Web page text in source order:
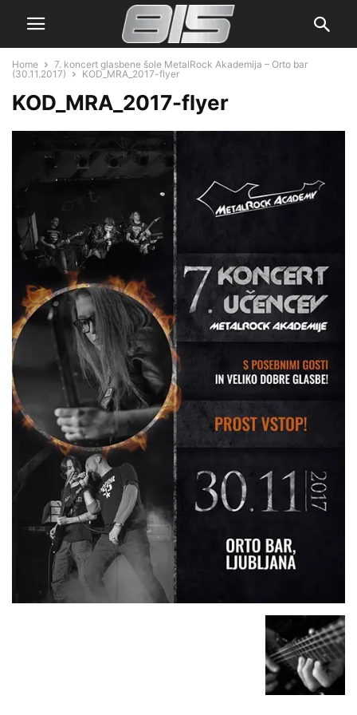
Home
7. koncert glasbene šole MetalRock Akademija – Orto bar
(30.11.2017)
KOD_MRA_2017-flyer
KOD_MRA_2017-flyer